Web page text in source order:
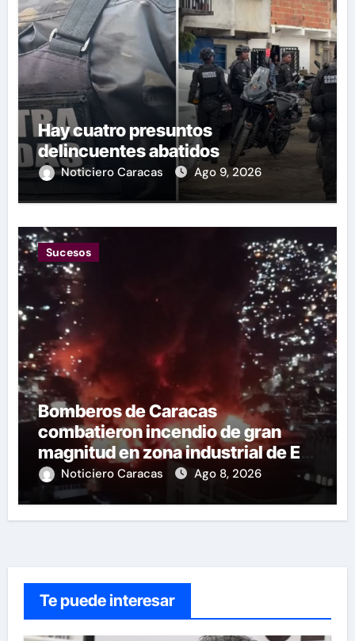
Hay cuatro presuntos
delincuentes abatidos
Noticiero Caracas Ago 9, 2026
Sucesos
Bomberos de Caracas
combatieron incendio de gran
magnitud en zona industrial de El
Llanito
Noticiero Caracas Ago 8, 2026
Te puede interesar